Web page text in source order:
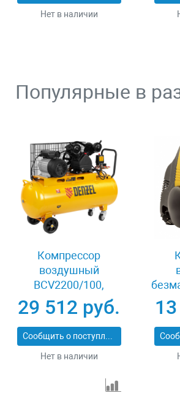
Нет в наличии
Популярные в
Компрессор
воздушный
BCV2200/100,
ременный привод,
2.2 кВт, 100 литров,
370 л/мин Denzel
58110
29 512 руб.
Сообщить о поступлении
Нет в наличии
мин,